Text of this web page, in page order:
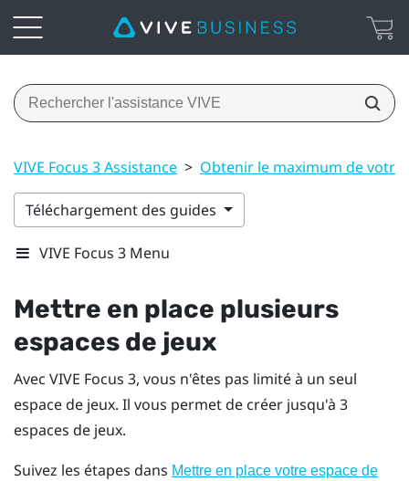
VIVE Focus 3 Assistance > Obtenir le maximum de votre
Téléchargement des guides
VIVE Focus 3 Menu
Mettre en place plusieurs
espaces de jeux
Avec VIVE Focus 3, vous n'êtes pas limité à un seul
espace de jeux. Il vous permet de créer jusqu'à 3
espaces de jeux.
Suivez les étapes dans Mettre en place votre espace de